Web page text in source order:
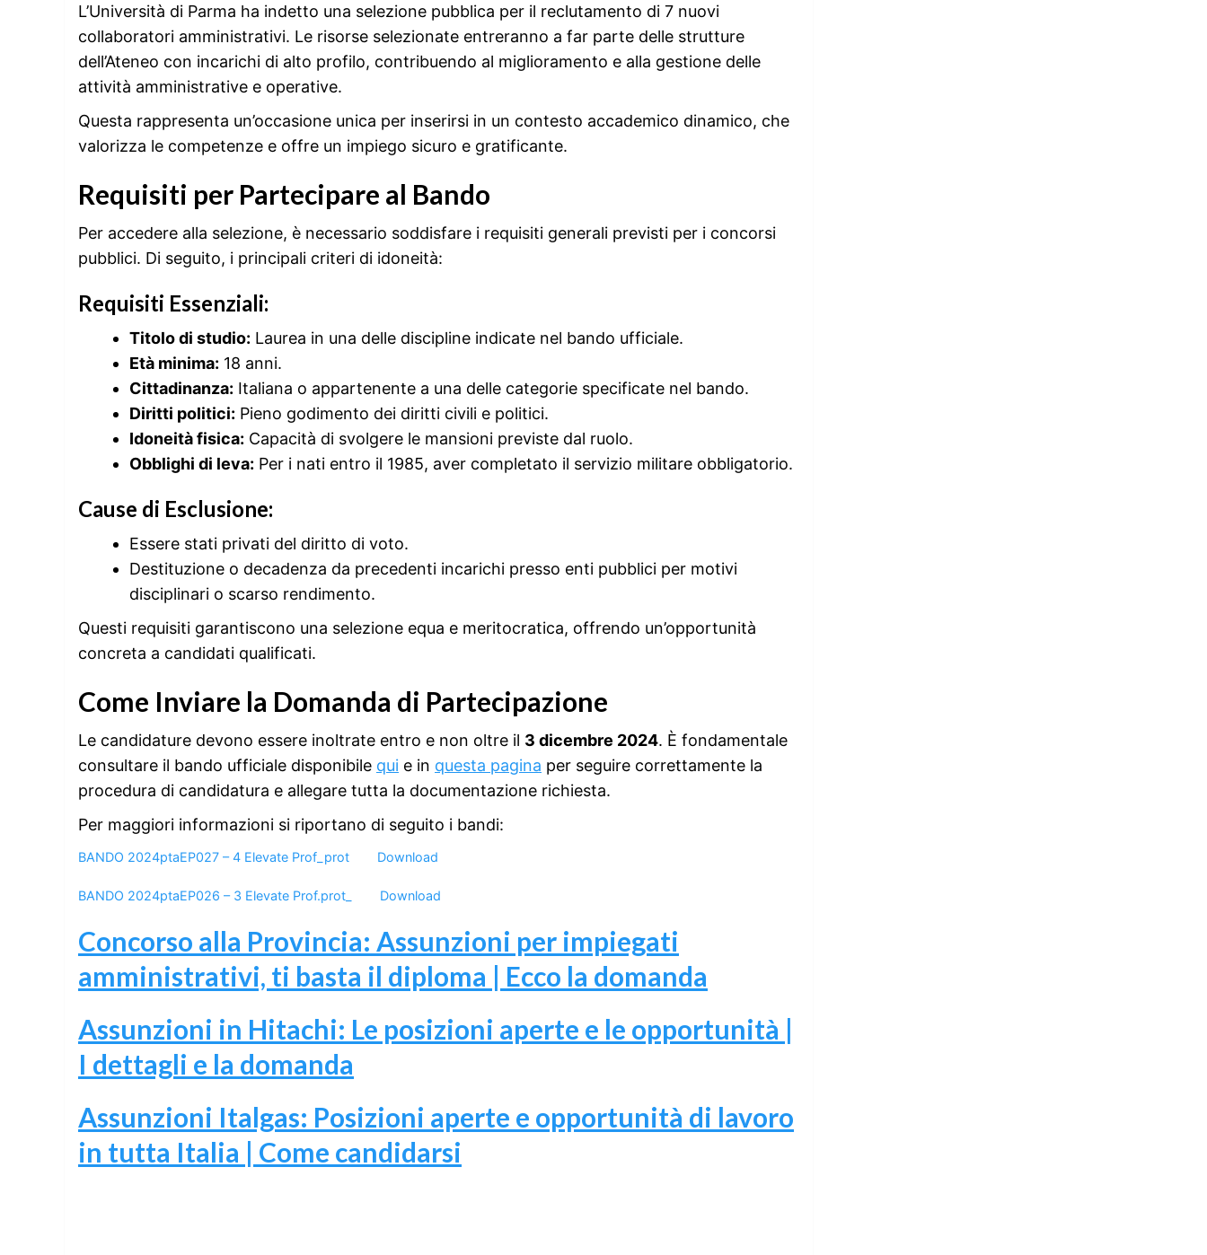
L’Università di Parma ha indetto una selezione pubblica per il reclutamento di 7 nuovi
collaboratori amministrativi. Le risorse selezionate entreranno a far parte delle strutture
dell’Ateneo con incarichi di alto profilo, contribuendo al miglioramento e alla gestione delle
attività amministrative e operative.
Questa rappresenta un’occasione unica per inserirsi in un contesto accademico dinamico, che
valorizza le competenze e offre un impiego sicuro e gratificante.
Requisiti per Partecipare al Bando
Per accedere alla selezione, è necessario soddisfare i requisiti generali previsti per i concorsi
pubblici. Di seguito, i principali criteri di idoneità:
Requisiti Essenziali:
Titolo di studio: Laurea in una delle discipline indicate nel bando ufficiale.
Età minima: 18 anni.
Cittadinanza: Italiana o appartenente a una delle categorie specificate nel bando.
Diritti politici: Pieno godimento dei diritti civili e politici.
Idoneità fisica: Capacità di svolgere le mansioni previste dal ruolo.
Obblighi di leva: Per i nati entro il 1985, aver completato il servizio militare obbligatorio.
Cause di Esclusione:
Essere stati privati del diritto di voto.
Destituzione o decadenza da precedenti incarichi presso enti pubblici per motivi
disciplinari o scarso rendimento.
Questi requisiti garantiscono una selezione equa e meritocratica, offrendo un’opportunità
concreta a candidati qualificati.
Come Inviare la Domanda di Partecipazione
Le candidature devono essere inoltrate entro e non oltre il 3 dicembre 2024. È fondamentale
consultare il bando ufficiale disponibile qui e in questa pagina per seguire correttamente la
procedura di candidatura e allegare tutta la documentazione richiesta.
Per maggiori informazioni si riportano di seguito i bandi:
BANDO 2024ptaEP027 – 4 Elevate Prof_prot Download
BANDO 2024ptaEP026 – 3 Elevate Prof.prot_ Download
Concorso alla Provincia: Assunzioni per impiegati
amministrativi, ti basta il diploma | Ecco la domanda
Assunzioni in Hitachi: Le posizioni aperte e le opportunità |
I dettagli e la domanda
Assunzioni Italgas: Posizioni aperte e opportunità di lavoro
in tutta Italia | Come candidarsi